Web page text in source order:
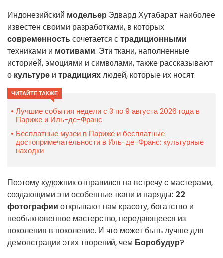
Индонезийский модельер Эдвард Хутабарат наиболее
известен своими разработками, в которых
современностьсочетается страдиционными
техниками и мотивами. Эти ткани, наполненные
историей, эмоциями и символами, также рассказывают
о культуре и традицияхлюдей, которые их носят.
ЧИТАЙТЕ ТАКЖЕ
Лучшие события недели с 3 по 9 августа 2026 года в
Париже и Иль-де-Франс
Бесплатные музеи в Париже и бесплатные
достопримечательности в Иль-де-Франс: культурные
находки
Поэтому художник отправился на встречу с мастерами,
создающими эти особенные ткани и наряды: 22
фотографии открывают нам красоту, богатство и
необыкновенное мастерство, передающееся из
поколения в поколение. И что может быть лучше для
демонстрации этих творений, чем Боробудур?